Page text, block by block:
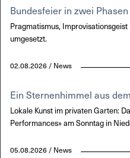
Bundesfeier in zwei Phasen
Pragmatismus,
umgesetzt.
02.08.2026 / News
Ein Sternenhimmel aus
Lokale Kunst im privaten Garten:
Performances» am Sonntag in
05.08.2026 / News